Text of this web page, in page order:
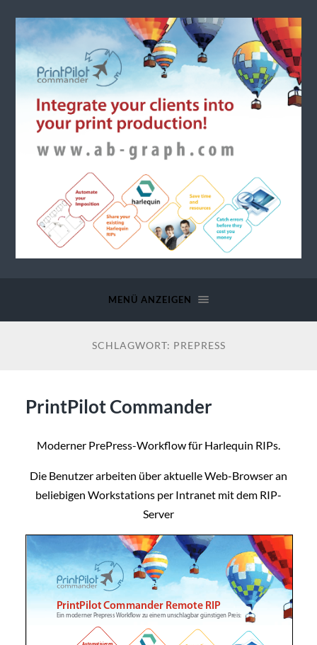
MENÜ ANZEIGEN
SCHLAGWORT: PREPRESS
PrintPilot Commander
Moderner PrePress-Workflow für Harlequin RIPs.
Die Benutzer arbeiten über aktuelle Web-Browser an
beliebigen Workstations per Intranet mit dem RIP-
Server